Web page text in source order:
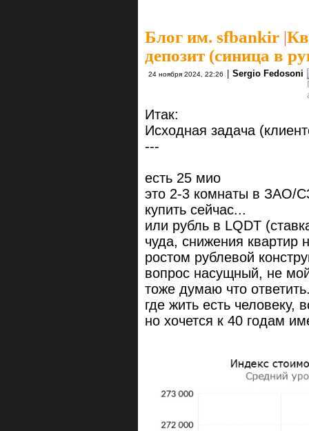
Блог им. sfbankir |
депозит (синица в
24 ноября 2024, 22:26 Sergio Fedosoni
Итак:
Исходная задача
---
есть 25 мио
это 2-3 комнаты в ЗАО/
купить сейчас...
или рубль в LQDT
чуда, снижения
ростом рублевой
вопрос насущный, не
тоже думаю что
где жить есть человеку,
но хочется к 40 годам